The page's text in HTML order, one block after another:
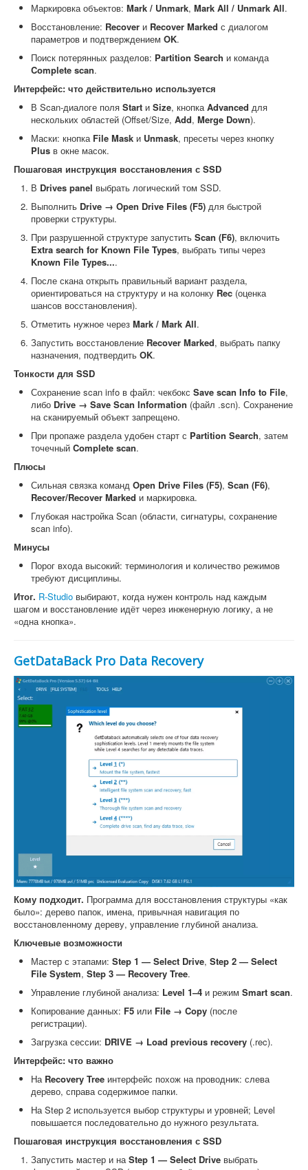
Маркировка объектов: Mark / Unmark, Mark All / Unmark All.
Восстановление: Recover и Recover Marked с диалогом
параметров и подтверждением OK.
Поиск потерянных разделов: Partition Search и команда
Complete scan.
Интерфейс: что действительно используется
В Scan-диалоге поля Start и Size, кнопкаAdvanced для
нескольких областей (Offset/Size, Add, Merge Down).
Маски: кнопка File Mask и Unmask, пресеты через кнопку
Plus в окне масок.
Пошаговая инструкция восстановления с SSD
В Drives panel выбрать логический том SSD.
Выполнить Drive → Open Drive Files (F5) для быстрой
проверки структуры.
При разрушенной структуре запустить Scan (F6), включить
Extra search for Known File Types, выбрать типы через
Known File Types....
После скана открыть правильный вариант раздела,
ориентироваться на структуру и на колонку Rec (оценка
шансов восстановления).
Отметить нужное через Mark / Mark All.
Запустить восстановление Recover Marked, выбрать папку
назначения, подтвердить OK.
Тонкости для SSD
Сохранение scan info в файл: чекбокс Save scan Info to File,
либо Drive → Save Scan Information (файл .scn). Сохранение
на сканируемый объект запрещено.
При пропаже раздела удобен старт с Partition Search, затем
точечный Complete scan.
Плюсы
Сильная связка команд Open Drive Files (F5), Scan (F6),
Recover/Recover Marked и маркировка.
Глубокая настройка Scan (области, сигнатуры, сохранение
scan info).
Минусы
Порог входа высокий: терминология и количество режимов
требуют дисциплины.
Итог. R-Studio выбирают, когда нужен контроль над каждым
шагом и восстановление идёт через инженерную логику, а не
«одна кнопка».
GetDataBack Pro Data Recovery
Кому подходит. Программа для восстановления структуры «как
было»: дерево папок, имена, привычная навигация по
восстановленному дереву, управление глубиной анализа.
Ключевые возможности
Мастер с этапами: Step 1 — Select Drive, Step 2 — Select
File System, Step 3 — Recovery Tree.
Управление глубиной анализа: Level 1–4 и режим Smart scan.
Копирование данных: F5 или File → Copy (после
регистрации).
Загрузка сессии: DRIVE → Load previous recovery (.rec).
Интерфейс: что важно
На Recovery Tree интерфейс похож на проводник: слева
дерево, справа содержимое папки.
На Step 2 используется выбор структуры и уровней; Level
повышается последовательно до нужного результата.
Пошаговая инструкция восстановления с SSD
Запустить мастер и наStep 1 — Select Drive выбрать